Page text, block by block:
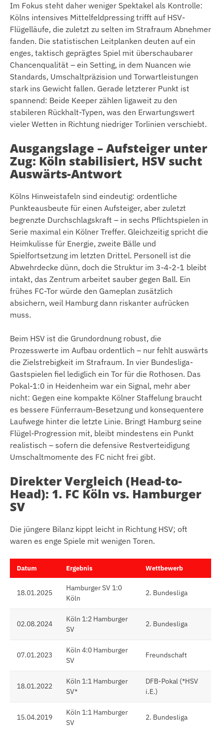
Im Fokus steht daher weniger Spektakel als Kontrolle:
Kölns intensives Mittelfeldpressing trifft auf HSV-
Flügelläufe, die zuletzt zu selten im Strafraum Abnehmer
fanden. Die statistischen Leitplanken deuten auf ein
enges, taktisch geprägtes Spiel mit überschaubarer
Chancenqualität – ein Setting, in dem Nuancen wie
Standards, Umschaltpräzision und Torwartleistungen
stark ins Gewicht fallen. Gerade letzterer Punkt ist
spannend: Beide Keeper zählen ligaweit zu den
stabileren Rückhalt-Typen, was den Erwartungswert
vieler Wetten in Richtung niedriger Torlinien verschiebt.
Ausgangslage – Aufsteiger unter
Zug: Köln stabilisiert, HSV sucht
Auswärts-Antwort
Kölns Hinweistafeln sind eindeutig: ordentliche
Punkteausbeute für einen Aufsteiger, aber zuletzt
begrenzte Durchschlagskraft – in sechs Pflichtspielen in
Serie maximal ein Kölner Treffer. Gleichzeitig spricht die
Heimkulisse für Energie, zweite Bälle und
Spielfortsetzung im letzten Drittel. Personell ist die
Abwehrdecke dünn, doch die Struktur im 3-4-2-1 bleibt
intakt, das Zentrum arbeitet sauber gegen Ball. Ein
frühes FC-Tor würde den Gameplan zusätzlich
absichern, weil Hamburg dann riskanter aufrücken
muss.
Beim HSV ist die Grundordnung robust, die
Prozesswerte im Aufbau ordentlich – nur fehlt auswärts
die Zielstrebigkeit im Strafraum. In vier Bundesliga-
Gastspielen fiel lediglich ein Tor für die Rothosen. Das
Pokal-1:0 in Heidenheim war ein Signal, mehr aber
nicht: Gegen eine kompakte Kölner Staffelung braucht
es bessere Fünferraum-Besetzung und konsequentere
Laufwege hinter die letzte Linie. Bringt Hamburg seine
Flügel-Progression mit, bleibt mindestens ein Punkt
realistisch – sofern die defensive Restverteidigung
Umschaltmomente des FC nicht frei gibt.
Direkter Vergleich (Head-to-
Head): 1. FC Köln vs. Hamburger
SV
Die jüngere Bilanz kippt leicht in Richtung HSV; oft
waren es enge Spiele mit wenigen Toren.
Datum Ergebnis Wettbewerb
18.01.2025
Hamburger SV 1:0
Köln
2. Bundesliga
02.08.2024
Köln 1:2 Hamburger
SV
2. Bundesliga
07.01.2023
Köln 4:0 Hamburger
SV
Freundschaft
18.01.2022
Köln 1:1 Hamburger
SV*
DFB-Pokal (*HSV
i.E.)
15.04.2019
Köln 1:1 Hamburger
SV
2. Bundesliga